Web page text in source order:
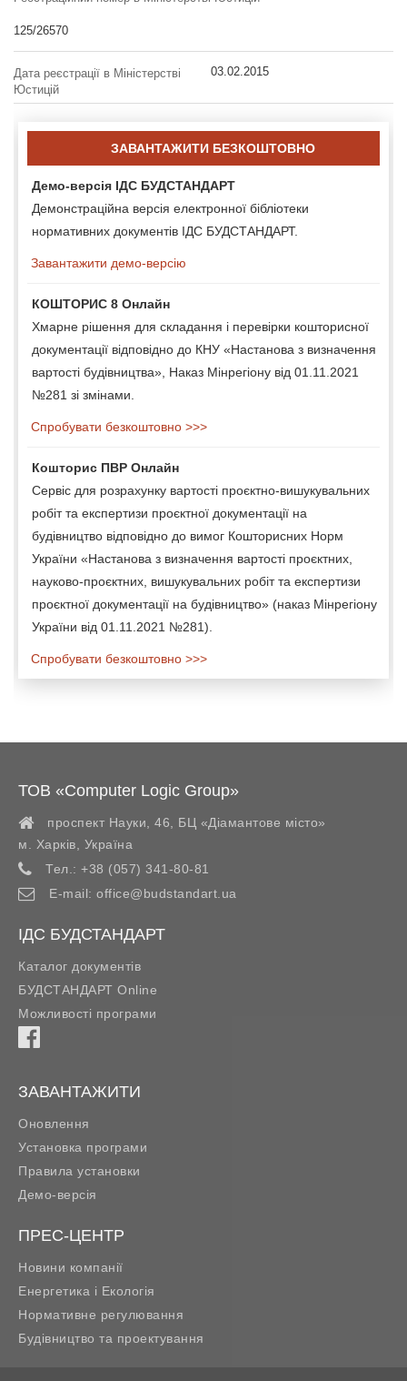
125/26570
Дата реєстрації в Міністерстві
Юстицій
03.02.2015
ЗАВАНТАЖИТИ БЕЗКОШТОВНО
Демо-версія ІДС БУДСТАНДАРТ
Демонстраційна версія електронної бібліотеки
нормативних документів ІДС БУДСТАНДАРТ.
Завантажити демо-версію
КОШТОРИС 8 Онлайн
Хмарне рішення для складання і перевірки кошторисної
документації відповідно до КНУ «Настанова з визначення
вартості будівництва», Наказ Мінрегіону від 01.11.2021
№281 зі змінами.
Спробувати безкоштовно >>>
Кошторис ПВР Онлайн
Сервіс для розрахунку вартості проєктно-вишукувальних
робіт та експертизи проєктної документації на
будівництво відповідно до вимог Кошторисних Норм
України «Настанова з визначення вартості проєктних,
науково-проєктних, вишукувальних робіт та експертизи
проєктної документації на будівництво» (наказ Мінрегіону
України від 01.11.2021 №281).
Спробувати безкоштовно >>>
ТОВ «Computer Logic Group»
проспект Науки, 46, БЦ «Діамантове місто»
м. Харків
Україна
Тел.: +38 (057) 341-80-81
E-mail: office@budstandart.ua
ІДС БУДСТАНДАРТ
Каталог документів
БУДСТАНДАРТ Online
Можливості програми
ЗАВАНТАЖИТИ
Оновлення
Установка програми
Правила установки
Демо-версія
ПРЕС-ЦЕНТР
Новини компанії
Енергетика і Екологія
Нормативне регулювання
Будівництво та проектування